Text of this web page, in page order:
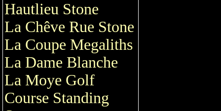
Hautlieu Stone
La Chêve Rue Stone
La Coupe Megaliths
La Dame Blanche
La Moye Golf
Course Standing